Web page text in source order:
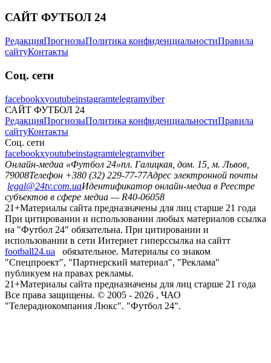
САЙТ ФУТБОЛ 24
РедакцияПрогнозыПолитика конфиденциальностиПравила
сайтуКонтакты
Соц. сети
facebookxyoutubeinstagramtelegramviber
САЙТ ФУТБОЛ 24
РедакцияПрогнозыПолитика конфиденциальностиПравила
сайтуКонтакты
Соц. сети
facebookxyoutubeinstagramtelegramviber
Онлайн-медиа «Футбол 24»пл. Галицкая, дом. 15, м. Львов,
79008Телефон +380 (32) 229-77-77Адрес электронной почты
legal@24tv.com.uaИдентификатор онлайн-медиа в Реестре
субъектов в сфере медиа — R40-06058
21+Материалы сайта предназначены для лиц старше 21 года
При цитировании и использовании любых материалов ссылка
на "Футбол 24" обязательна. При цитировании и
использовании в сети Интернет гиперссылка на сайтт
football24.ua
обязательное. Материалы со знаком
"Спецпроект", "Партнерский материал", "Реклама"
публикуем на правах рекламы.
21+Материалы сайта предназначены для лиц старше 21 года
Все права защищены. © 2005 - 2026 , ЧАО
"Телерадиокомпания Люкс". "Футбол 24".